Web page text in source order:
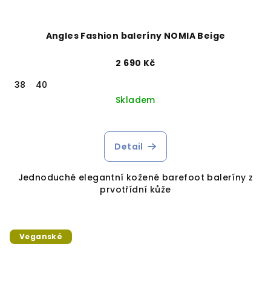
Angles Fashion baleríny NOMIA Beige
2 690 Kč
38
40
Skladem
Detail
Jednoduché elegantní kožené barefoot baleríny z
prvotřídní kůže
Veganské